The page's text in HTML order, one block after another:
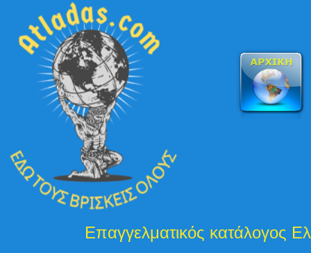
κατάλογος Ελλάδας και